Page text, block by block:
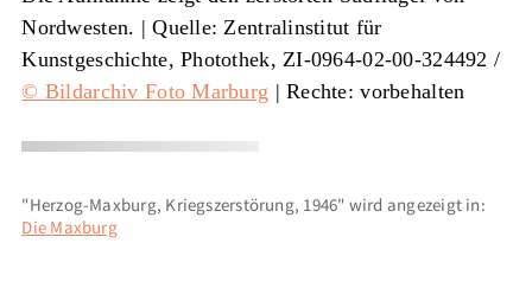
Nordwesten. |Quelle: Zentralinstitut für
Kunstgeschichte, Photothek, ZI-0964-02-00-324492 /
© Bildarchiv Foto Marburg | Rechte: vorbehalten
"Herzog-Maxburg, Kriegszerstörung, 1946" wird angezeigt in:
Die Maxburg